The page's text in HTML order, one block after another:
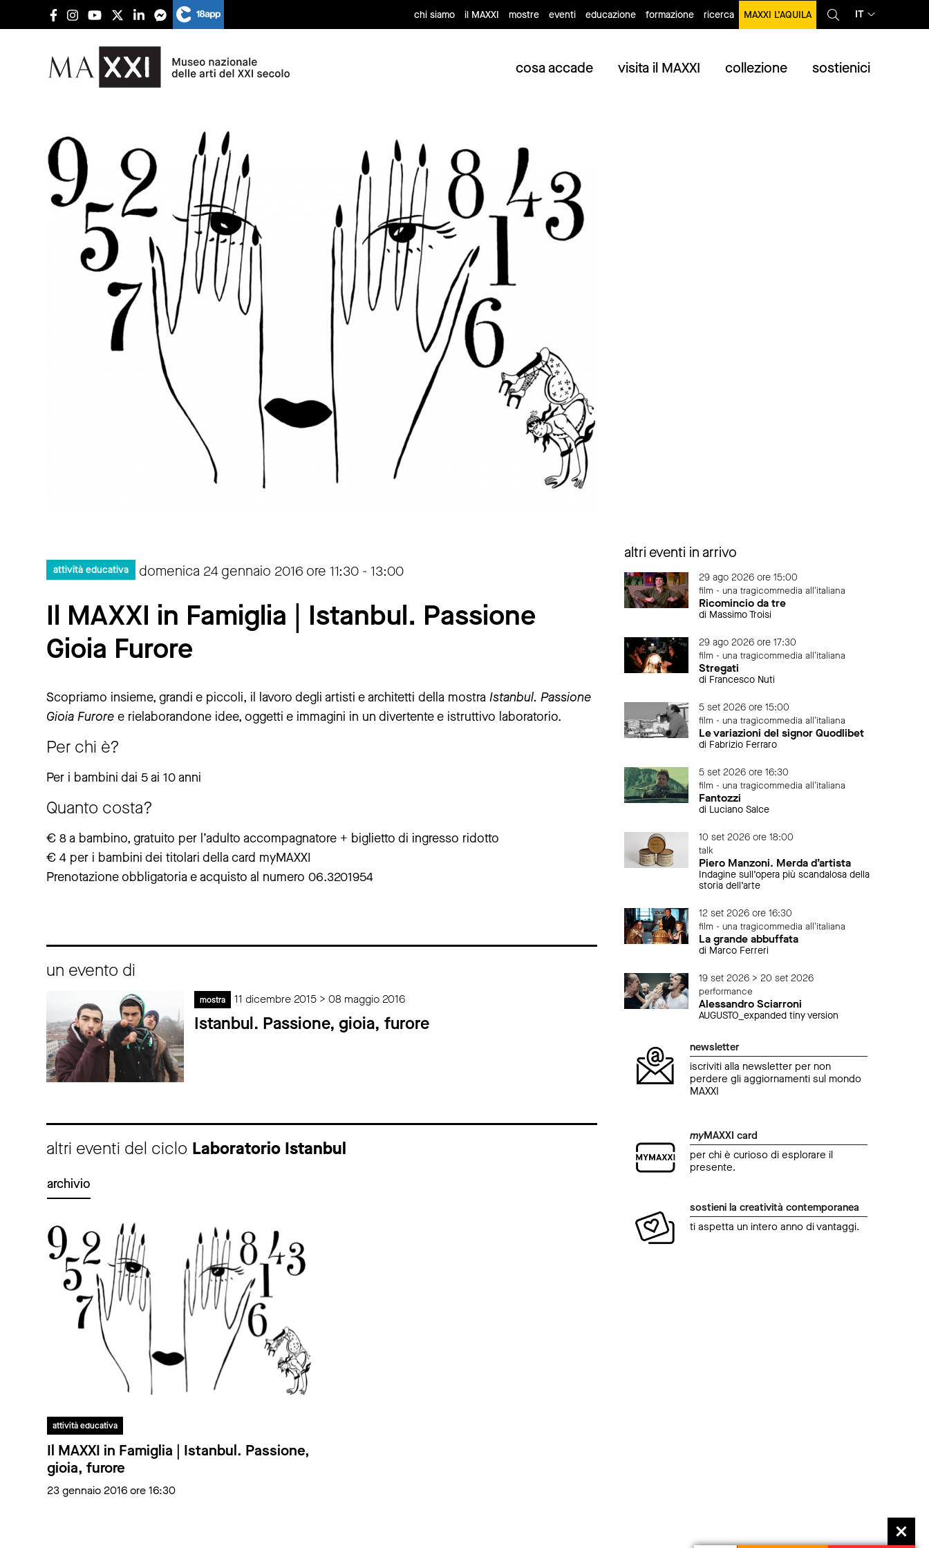
chi siamo il MAXXI mostre eventi educazione formazione ricerca MAXXI L’AQUILA IT
cosa accade visita il MAXXI collezione sostienici
attività educativa domenica 24 gennaio 2016 ore 11:30 - 13:00
Il MAXXI in Famiglia | Istanbul. Passione
Gioia Furore
Scopriamo insieme, grandi e piccoli, il lavoro degli artisti e architetti della mostra Istanbul. Passione
Gioia Furore e rielaborandone idee, oggetti e immagini in un divertente e istruttivo laboratorio.
Per chi è?
Per i bambini dai 5 ai 10 anni
Quanto costa?
€ 8 a bambino, gratuito per l’adulto accompagnatore + biglietto di ingresso ridotto
€ 4 per i bambini dei titolari della card myMAXXI
Prenotazione obbligatoria e acquisto al numero 06.3201954
un evento di
mostra 11 dicembre 2015 > 08 maggio 2016
Istanbul. Passione, gioia, furore
altri eventi del ciclo Laboratorio Istanbul
archivio
attività educativa
Il MAXXI in Famiglia | Istanbul. Passione,
gioia, furore
23 gennaio 2016 ore 16:30
altri eventi in arrivo
29 ago 2026 ore 15:00
film - una tragicommedia all'italiana
Ricomincio da tre
di Massimo Troisi
29 ago 2026 ore 17:30
film - una tragicommedia all'italiana
Stregati
di Francesco Nuti
5 set 2026 ore 15:00
film - una tragicommedia all'italiana
Le variazioni del signor Quodlibet
di Fabrizio Ferraro
5 set 2026 ore 16:30
film - una tragicommedia all'italiana
Fantozzi
di Luciano Salce
10 set 2026 ore 18:00
talk
Piero Manzoni. Merda d’artista
Indagine sull’opera più scandalosa della
storia dell’arte
12 set 2026 ore 16:30
film - una tragicommedia all'italiana
La grande abbuffata
di Marco Ferreri
19 set 2026 > 20 set 2026
performance
Alessandro Sciarroni
AUGUSTO_expanded tiny version
newsletter
iscriviti alla newsletter per non
perdere gli aggiornamenti sul mondo
MAXXI
myMAXXI card
per chi è curioso di esplorare il
presente.
sostieni la creatività contemporanea
ti aspetta un intero anno di vantaggi.